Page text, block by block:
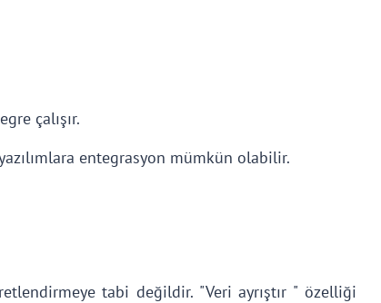
çalışır.
entegrasyon mümkün olabilir.
tabi değildir. "Veri ayrıştır " özelliği